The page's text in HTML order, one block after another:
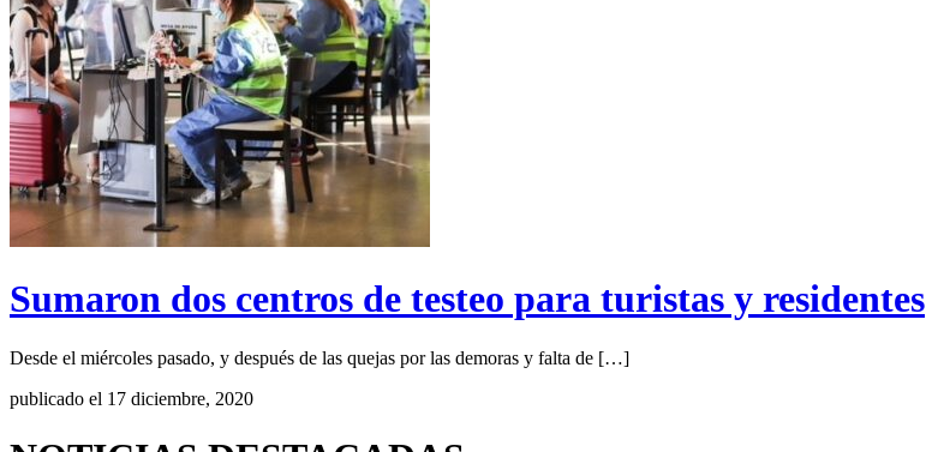
Sumaron dos centros de testeo para turistas y residentes
Desde el miércoles pasado, y después de las quejas por las demoras y falta de […]
publicado el 17 diciembre, 2020